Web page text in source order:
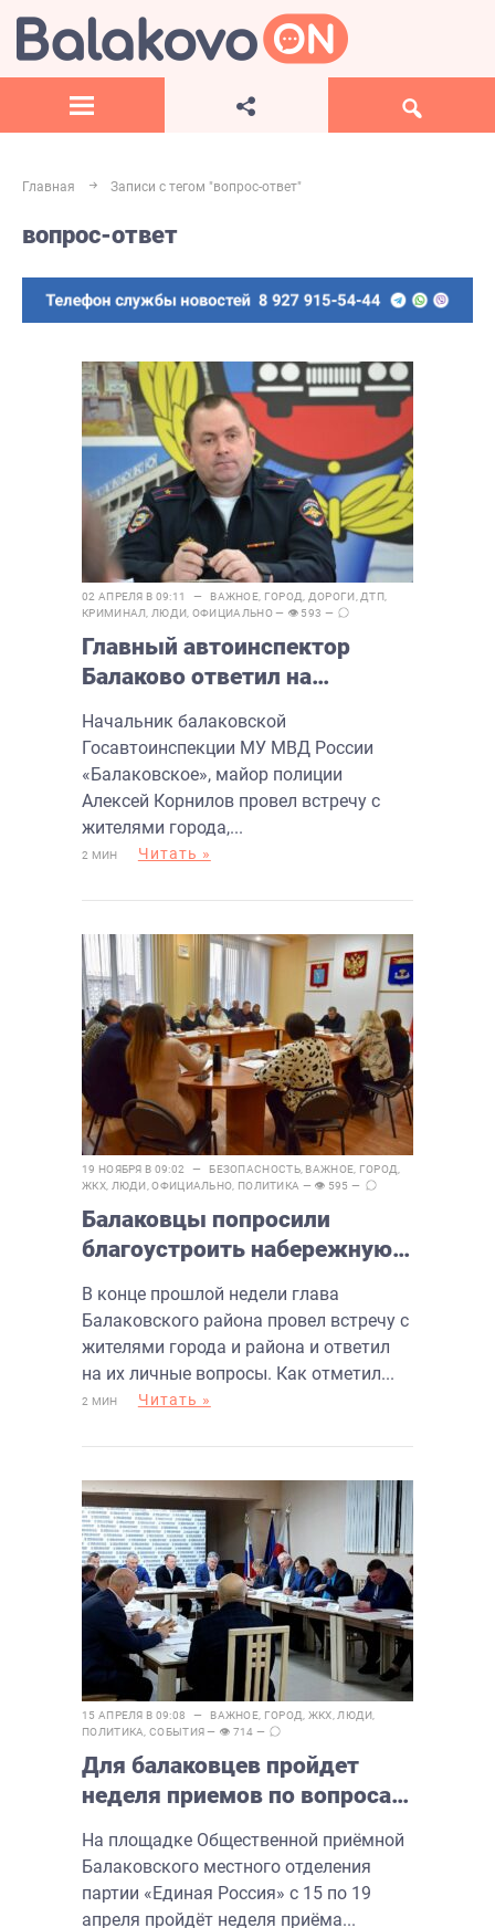
Главная Записи с тегом "вопрос-ответ"
вопрос-ответ
02 АПРЕЛЯ В 09:11 — ВАЖНОЕ ГОРОД ДОРОГИ ДТП
КРИМИНАЛ
ЛЮДИ ОФИЦИАЛЬНО— 👁 593 —
Главный автоинспектор
Балаково ответил на
Начальник балаковской
Госавтоинспекции МУ МВД России
«Балаковское», майор полиции
Алексей Корнилов провел встречу с
жителями города,...
2 МИН Читать »
19 НОЯБРЯ В 09:02 — БЕЗОПАСНОСТЬ, ВАЖНОЕ ГОРОД
ЖКХ, ЛЮДИ ,ОФИЦИАЛЬНО ПОЛИТИКА — 👁 595 —
Балаковцы попросили
благоустроить набережную и
картинга
В конце прошлой недели глава
Балаковского района провел встречу с
жителями города и района и ответил
на их личные вопросы. Как отметил...
2 МИН Читать »
15 АПРЕЛЯ В 09:08 — ВАЖНОЕ ГОРОД ЖКХ ЛЮДИ
ПОЛИТИКА ,СОБЫТИЯ— 👁 714 —
Для балаковцев пройдет
неделя приемов по вопросам
На площадке Общественной приёмной
Балаковского местного отделения
партии «Единая Россия» с 15 по 19
апреля пройдёт неделя приёма...